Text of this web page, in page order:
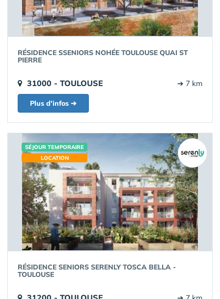
RÉSIDENCE SSENIORS NOHÉE TOULOUSE QUAI ST
PIERRE
31000 - TOULOUSE ➔ 7 km
Plus d'infos ➔
SÉJOUR TEMPORAIRE
LOCATION
RÉSIDENCE SENIORS SERENLY TOSCA BELLA -
TOULOUSE